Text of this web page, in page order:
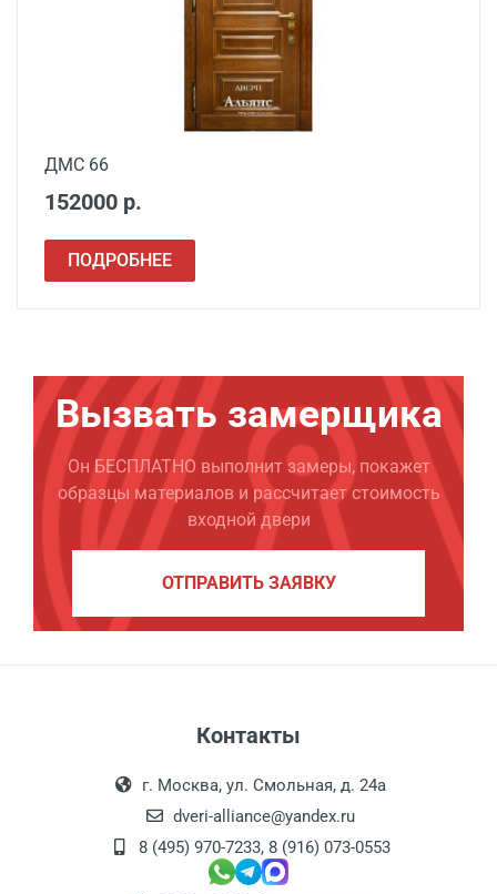
ДМС 66
152000 р.
ПОДРОБНЕЕ
Вызвать замерщика
Он БЕСПЛАТНО выполнит замеры, покажет
образцы материалов и рассчитает стоимость
входной двери
ОТПРАВИТЬ ЗАЯВКУ
Контакты
г. Москва, ул. Смольная, д. 24а
dveri-alliance@yandex.ru
8 (495) 970-7233, 8 (916) 073-0553